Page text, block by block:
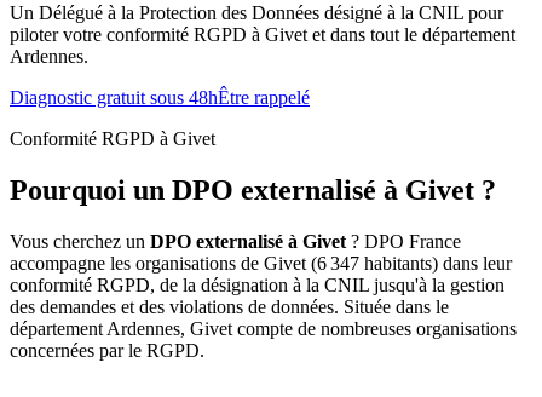
Un Délégué à la Protection des Données désigné à la CNIL pour
piloter votre conformité RGPD à Givet et dans tout le département
Ardennes.
Diagnostic gratuit sous 48hÊtre rappelé
Conformité RGPD à Givet
Pourquoi un DPO externalisé à Givet ?
Vous cherchez un DPO externalisé à Givet ? DPO France
accompagne les organisations de Givet (6 347 habitants) dans leur
conformité RGPD, de la désignation à la CNIL jusqu'à la gestion
des demandes et des violations de données. Située dans le
département Ardennes, Givet compte de nombreuses organisations
concernées par le RGPD.